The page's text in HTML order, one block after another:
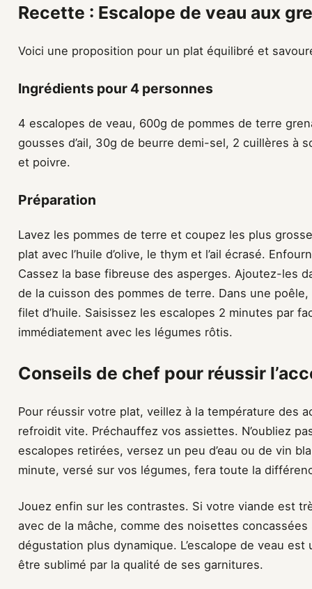
Recette : Escalope de veau aux
Voici une proposition pour un plat équilibré et
Ingrédients pour 4 personnes
4 escalopes de veau, 600g de pommes de terre
gousses d’ail, 30g de beurre demi-sel, 2 cuillères à
et poivre.
Préparation
Lavez les pommes de terre et coupez les plus
plat avec l’huile d’olive, le thym et l’ail écrasé.
Cassez la base fibreuse des asperges. Ajoutez-les
de la cuisson des pommes de terre. Dans une
filet d’huile. Saisissez les escalopes 2 minutes par
immédiatement avec les légumes rôtis.
Conseils de chef pour réussir
Pour réussir votre plat, veillez à la température des
refroidit vite. Préchauffez vos assiettes. N’oubliez
escalopes retirées, versez un peu d’eau ou de vin
minute, versé sur vos légumes, fera toute la
Jouez enfin sur les contrastes. Si votre viande est
avec de la mâche, comme des noisettes
dégustation plus dynamique. L’escalope de veau
être sublimé par la qualité de ses garnitures.